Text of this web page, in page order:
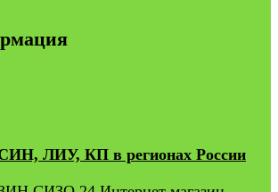
ЛИУ, КП в регионах России